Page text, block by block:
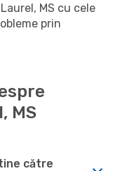
MS cu cele
prin
MS
către